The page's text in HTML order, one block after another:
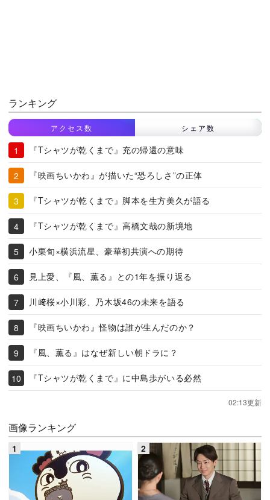
ランキング
アクセス数 シェア数
『Tシャツが乾くまで』充の帰還の意味
『映画ちいかわ』が描いた“恐ろしさ”の正体
『Tシャツが乾くまで』脚本を生方美久が語る
『Tシャツが乾くまで』高橋文哉の新境地
小栗旬×横浜流星、豪華初共演への期待
見上愛、『風、薫る』との1年を振り返る
川﨑桜×小川彩、乃木坂46の未来を語る
『映画ちいかわ』怪物は誰が生んだのか？
『風、薫る』はなぜ新しい朝ドラに？
『Tシャツが乾くまで』に中島歩がいる必然
02:13更新
画像ランキング